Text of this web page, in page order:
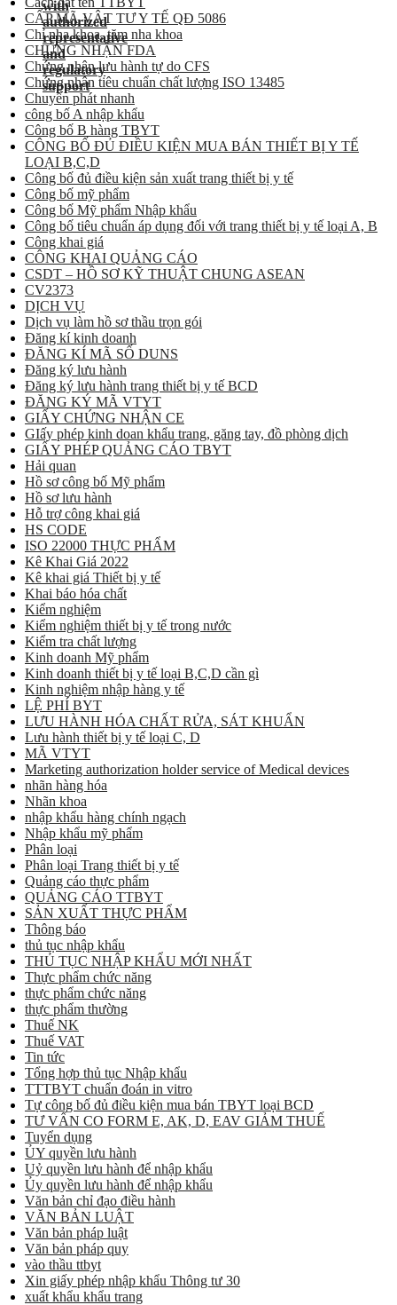
CẤP MÃ VẬT TƯ Y TẾ QĐ 5086
Chỉ nha khoa, tăm nha khoa
CHỨNG NHẬN FDA
Chứng nhận lưu hành tự do CFS
Chứng nhận tiêu chuẩn chất lượng ISO 13485
Chuyển phát nhanh
công bố A nhập khẩu
Công bố B hàng TBYT
CÔNG BỐ ĐỦ ĐIỀU KIỆN MUA BÁN THIẾT BỊ Y TẾ
LOẠI B,C,D
Công bố đủ điều kiện sản xuất trang thiết bị y tế
Công bố mỹ phẩm
Công bố Mỹ phẩm Nhập khẩu
Công bố tiêu chuẩn áp dụng đối với trang thiết bị y tế loại A, B
Công khai giá
CÔNG KHAI QUẢNG CÁO
CSDT – HỒ SƠ KỸ THUẬT CHUNG ASEAN
CV2373
DỊCH VỤ
Dịch vụ làm hồ sơ thầu trọn gói
Đăng kí kinh doanh
ĐĂNG KÍ MÃ SỐ DUNS
Đăng ký lưu hành
Đăng ký lưu hành trang thiết bị y tế BCD
ĐĂNG KÝ MÃ VTYT
GIẤY CHỨNG NHẬN CE
GIấy phép kinh doan khẩu trang, găng tay, đồ phòng dịch
GIẤY PHÉP QUẢNG CÁO TBYT
Hải quan
Hồ sơ công bố Mỹ phẩm
Hồ sơ lưu hành
Hỗ trợ công khai giá
HS CODE
ISO 22000 THỰC PHẨM
Kê Khai Giá 2022
Kê khai giá Thiết bị y tế
Khai báo hóa chất
Kiểm nghiệm
Kiểm nghiệm thiết bị y tế trong nước
Kiểm tra chất lượng
Kinh doanh Mỹ phẩm
Kinh doanh thiết bị y tế loại B,C,D cần gì
Kinh nghiệm nhập hàng y tế
LỆ PHÍ BYT
LƯU HÀNH HÓA CHẤT RỬA, SÁT KHUẨN
Lưu hành thiết bị y tế loại C, D
MÃ VTYT
Marketing authorization holder service of Medical devices
nhãn hàng hóa
Nhãn khoa
nhập khẩu hàng chính ngạch
Nhập khẩu mỹ phẩm
Phân loại
Phân loại Trang thiết bị y tế
Quảng cáo thực phẩm
QUẢNG CÁO TTBYT
SẢN XUẤT THỰC PHẨM
Thông báo
thủ tục nhập khẩu
THỦ TỤC NHẬP KHẨU MỚI NHẤT
Thực phẩm chức năng
thực phẩm chức năng
thực phẩm thường
Thuế NK
Thuế VAT
Tin tức
Tổng hợp thủ tục Nhập khẩu
TTTBYT chuẩn đoán in vitro
Tự công bố đủ điều kiện mua bán TBYT loại BCD
TƯ VẤN CO FORM E, AK, D, EAV GIẢM THUẾ
Tuyển dụng
ỦY quyền lưu hành
Uỷ quyền lưu hành để nhập khẩu
Ủy quyền lưu hành để nhập khẩu
Văn bản chỉ đạo điều hành
VĂN BẢN LUẬT
Văn bản pháp luật
Văn bản pháp quy
vào thầu ttbyt
Xin giấy phép nhập khẩu Thông tư 30
xuất khẩu khẩu trang